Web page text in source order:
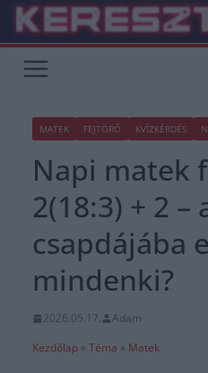
Skip
content
MATEK FEJTÖRŐ KVÍZKÉRDÉS
Napi matek
2(18:3) + 2 –
csapdájába
mindenki?
2026.05.17.
Adam
Kezdőlap » Téma » Matek